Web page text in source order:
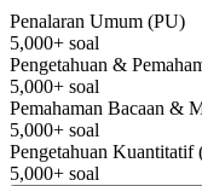
Penalaran Umum (PU)
5,000+ soal
Pengetahuan &
5,000+ soal
Pemahaman Bacaan &
5,000+ soal
Pengetahuan Kuantitatif
5,000+ soal